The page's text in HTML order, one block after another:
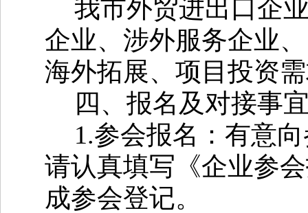
我市外贸进出口企
企业、涉外服务企业
海外拓展、项目投资
四、报名及对接事
1.参会报名：有意
请认真填写《企业参
成参会登记。